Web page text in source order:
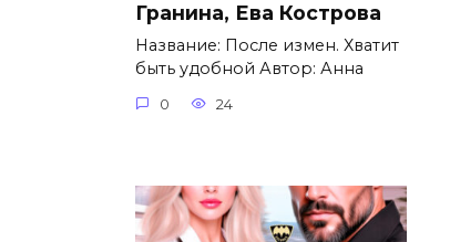
Гранина, Ева Кострова
Название: После измен. Хватит
быть удобной Автор: Анна
0 24